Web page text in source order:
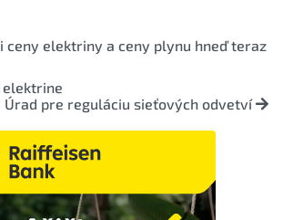
ceny elektriny a ceny plynu hneď teraz
elektrine
Úrad pre reguláciu sieťových odvetví